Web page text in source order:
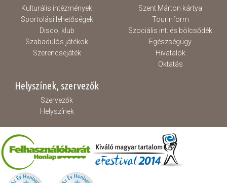
Kulturális intézmények
Sportolási lehetőségek
Disco, klub
Szabadulós játékok
Szerencsejáték
Szent Márton kártya
Tourinform
Szociális int. és bölcsődék
Egészségügy
Hivatalok
Oktatás
Helyszínek, szervezők
Szervezők
Helyszínek